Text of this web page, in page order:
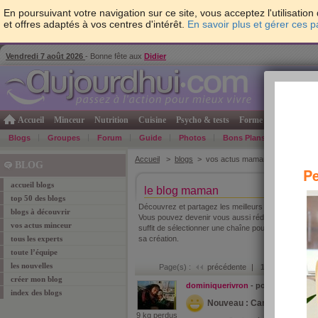
En poursuivant votre navigation sur ce site, vous acceptez
et offres adaptés à vos centres d'intérêt. En savoir plus et gérer ces
Vendredi 7 août 2026 - Bonne fête aux Didier
Accueil Minceur Nutrition Cuisine Psycho & tests Forme & santé
Blogs Groupes Forum Guide Photos Bons Plans
BLOG
accueil blogs
top 50 des blogs
blogs à découvrir
vos actus minceur
tous les experts
toute l’équipe
les nouvelles
créer mon blog
index des blogs
Accueil > blogs > vos actus maman
le blog maman
Découvrez et partagez les meilleurs articles blog
Vous pouvez devenir vous aussi rédactrice sur ce
suffit de sélectionner une chaîne pour vos articles
sa création.
Page(s) : précédente | 1
9 kg perdus
dominiquerivron - posté le 27
Nouveau : Carnet de santé